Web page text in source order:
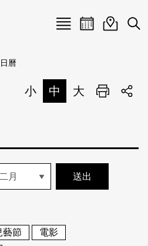
Menu
English
活動日曆活動地圖
展
曆
小 中 大 列印
藝節
電影